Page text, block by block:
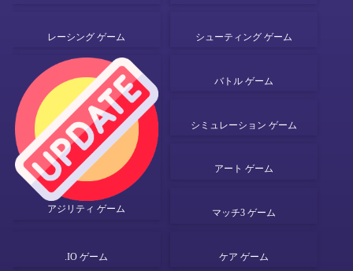
レーシング ゲーム シューティング ゲーム
アジリティ ゲーム
バトル ゲーム
シミュレーション ゲーム
アート ゲーム
マッチ3 ゲーム
.IO ゲーム ケア ゲーム